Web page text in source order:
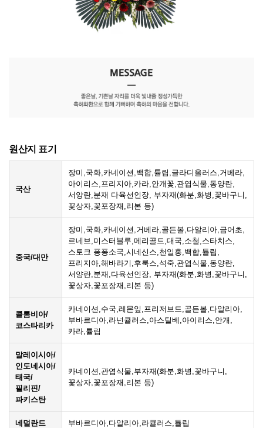
원산지 표기
국산
장미,국화,카네이션,백합,튤립,글라디올러스,거베라,
아이리스,프리지아,카라,안개꽃,관엽식물,동양란,
서양란,분재 다육선인장, 부자재(화분,화병,꽃바구니,
꽃상자,꽃포장재,리본 등)
중국/대만
장미,국화,카네이션,거베라,골든볼,다알리아,금어초,
르네브,미스터블루,메리골드,대국,소철,스타치스,
스토크 퐁퐁소국,시네신스,천일홍,백합,튤립,
프리지아,해바라기,후룩스,석죽,관엽식물,동양란,
서양란,분재,다육선인장, 부자재(화분,화병,꽃바구니,
꽃상자,꽃포장재,리본 등)
콜롬비아/
코스타리카
카네이션,수국,레몬잎,프리저브드,골든볼,다알리아,
부바르디아,라넌큘러스,아스틸베,아이리스,안개,
카라,튤립
말레이시아/
인도네시아/
태국/
필리핀/
파키스탄
카네이션,관엽식물,부자재(화분,화병,꽃바구니,
꽃상자,꽃포장재,리본 등)
네덜란드 부바르디아,다알리아,라큘러스,튤립